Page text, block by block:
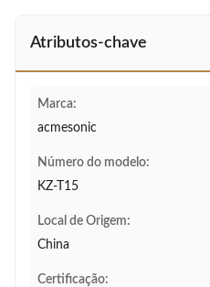
Atributos-chave
Marca:
acmesonic
Número do modelo:
KZ-T15
Local de Origem:
China
Certificação: